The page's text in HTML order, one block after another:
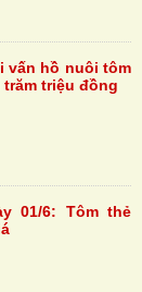
vấn hồ nuôi tôm
triệu đồng
01/6: Tôm thẻ